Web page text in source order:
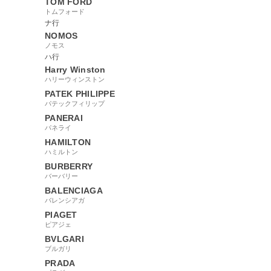
トムフォード
ナ行
NOMOS
ノモス
ハ行
Harry Winston
ハリーウィンストン
PATEK PHILIPPE
パテックフィリップ
PANERAI
パネライ
HAMILTON
ハミルトン
BURBERRY
バーバリー
BALENCIAGA
バレンシアガ
PIAGET
ピアジェ
BVLGARI
ブルガリ
PRADA